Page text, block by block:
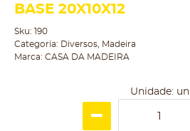
BASE 20X10X12
Sku: 190
Categoria: Diversos
Madeira
Marca: CASA DA MADEIRA
Unidade: un